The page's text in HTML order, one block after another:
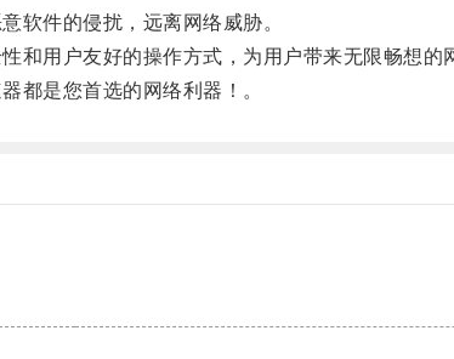
件的侵扰，远离网络威胁。
用户友好的操作方式，为用户带来无限畅想的
是您首选的网络利器！。